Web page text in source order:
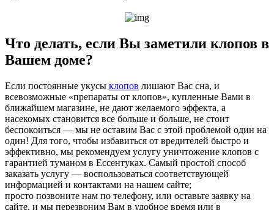
Что делать, если Вы заметили клопов в
Вашем доме?
Если постоянные укусы клопов лишают Вас сна, и
всевозможные «препараты от клопов», купленные Вами в
ближайшем магазине, не дают желаемого эффекта, а
насекомых становится все больше и больше, не стоит
беспокоиться — мы не оставим Вас с этой проблемой один на
один! Для того, чтобы избавиться от вредителей быстро и
эффективно, мы рекомендуем услугу уничтожение клопов с
гарантией туманом в Ессентуках. Самый простой способ
заказать услугу — воспользоваться соответствующей
информацией и контактами на нашем сайте;
просто позвоните нам по телефону, или оставьте заявку на
сайте, и мы перезвоним Вам в удобное время или в